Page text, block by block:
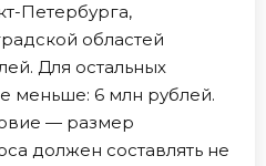
Петербурга,
областей
Для остальных
меньше: 6 млн рублей.
— размер
должен составлять не